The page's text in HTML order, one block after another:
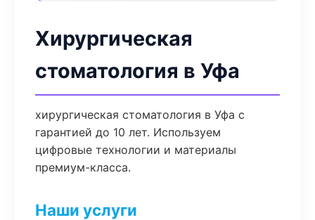
Хирургическая
стоматология в Уфа
хирургическая стоматология в Уфа с
гарантией до 10 лет. Используем
цифровые технологии и материалы
премиум-класса.
Наши услуги